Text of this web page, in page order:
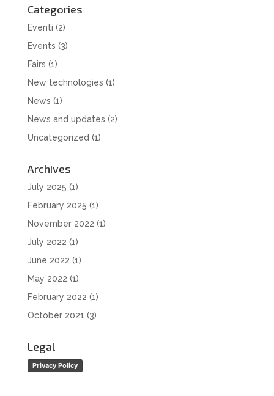
Categories
Eventi (2)
Events (3)
Fairs (1)
New technologies (1)
News (1)
News and updates (2)
Uncategorized (1)
Archives
July 2025 (1)
February 2025 (1)
November 2022 (1)
July 2022 (1)
June 2022 (1)
May 2022 (1)
February 2022 (1)
October 2021 (3)
Legal
Privacy Policy